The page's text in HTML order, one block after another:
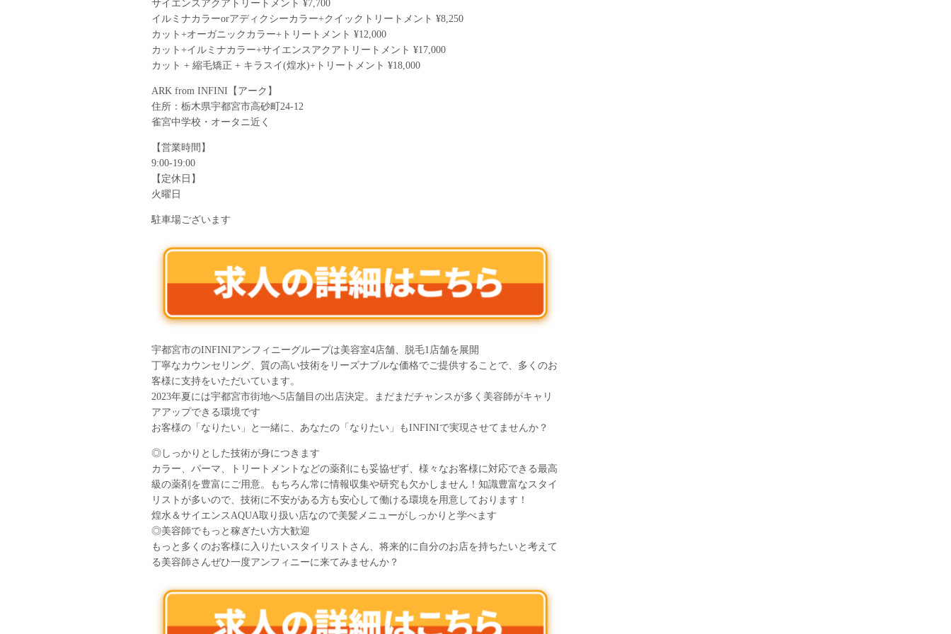
サイエンスアクアトリートメント ¥7,700
イルミナカラーorアディクシーカラー+クイックトリートメント ¥8,250
カット+オーガニックカラー+トリートメント ¥12,000
カット+イルミナカラー+サイエンスアクアトリートメント ¥17,000
カット + 縮毛矯正 + キラスイ(煌水)+トリートメント ¥18,000
ARK from INFINI【アーク】
住所：栃木県宇都宮市高砂町24-12
雀宮中学校・オータニ近く
【営業時間】
9:00-19:00
【定休日】
火曜日
駐車場ございます
宇都宮市のINFINIアンフィニーグループは美容室4店舗、脱毛1店舗を展開
丁寧なカウンセリング、質の高い技術をリーズナブルな価格でご提供することで、多くのお
客様に支持をいただいています。
2023年夏には宇都宮市街地へ5店舗目の出店決定。まだまだチャンスが多く美容師がキャリ
アアップできる環境です
お客様の「なりたい」と一緒に、あなたの「なりたい」もINFINIで実現させてませんか？
◎しっかりとした技術が身につきます
カラー、パーマ、トリートメントなどの薬剤にも妥協ぜず、様々なお客様に対応できる最高
級の薬剤を豊富にご用意。もちろん常に情報収集や研究も欠かしません！知識豊富なスタイ
リストが多いので、技術に不安がある方も安心して働ける環境を用意しております！
煌水＆サイエンスAQUA取り扱い店なので美髪メニューがしっかりと学べます
◎美容師でもっと稼ぎたい方大歓迎
もっと多くのお客様に入りたいスタイリストさん、将来的に自分のお店を持ちたいと考えて
る美容師さんぜひ一度アンフィニーに来てみませんか？